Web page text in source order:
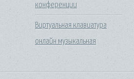
конференции
Виртуальная клавиатура
онлайн музыкальная